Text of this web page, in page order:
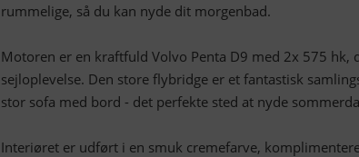
rummelige, så du kan nyde dit morgenbad.
Motoren er en kraftfuld Volvo Penta D9 med 2x 575 hk,
sejloplevelse. Den store flybridge er et fantastisk
stor sofa med bord - det perfekte sted at nyde
Interiøret er udført i en smuk cremefarve,